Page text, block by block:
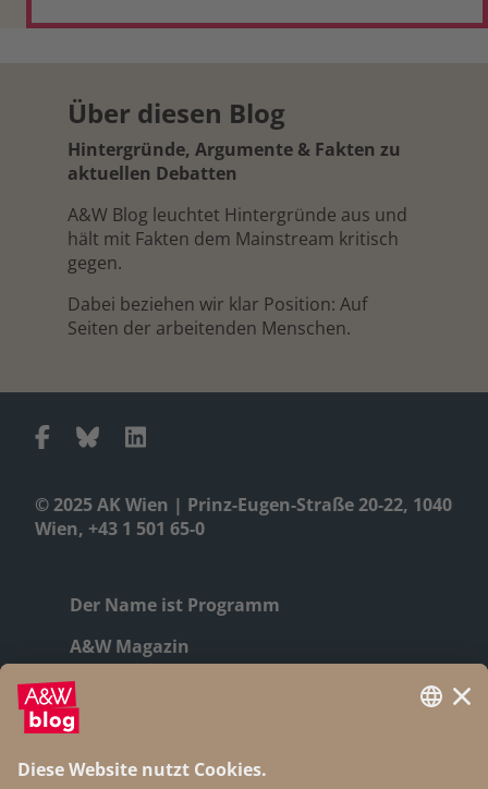
© 2025 AK Wien | Prinz-Eugen-Straße 20-22, 1040
Wien, +43 1 501 65-0
Der Name ist Programm
A&W Magazin
Geschichte
Autor:innen
Über diesen Blog
Hintergründe, Argumente & Fakten zu
aktuellen Debatten
A&W Blog leuchtet Hintergründe aus und
hält mit Fakten dem Mainstream kritisch
gegen.
Dabei beziehen wir klar Position: Auf
Seiten der arbeitenden Menschen.